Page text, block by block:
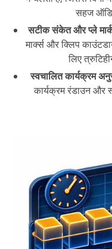
सहज
सटीक संकेत और प्ले
मार्क्स और क्लिप
लिए
स्वचालित कार्यक्रम
कार्यक्रम रंडाउन और